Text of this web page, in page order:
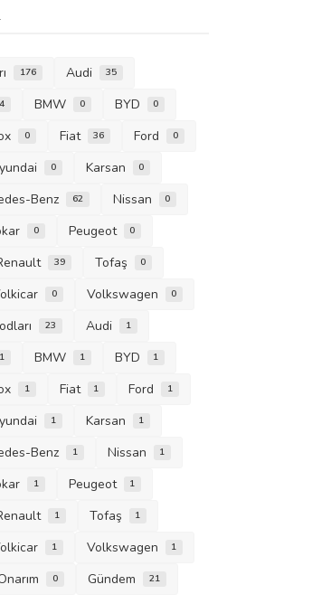
176 Audi 35
4 BMW 0 BYD 0
0 Fiat 36 Ford 0
0 Karsan 0
Benz 62 Nissan 0
0 Peugeot 0
39 Tofaş 0
0 Volkswagen 0
23 Audi 1
1 BMW 1 BYD 1
1 Fiat 1 Ford 1
1 Karsan 1
Benz 1 Nissan 1
1 Peugeot 1
1 Tofaş 1
1 Volkswagen 1
0 Gündem 21